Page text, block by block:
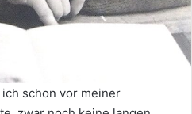
schon vor meiner